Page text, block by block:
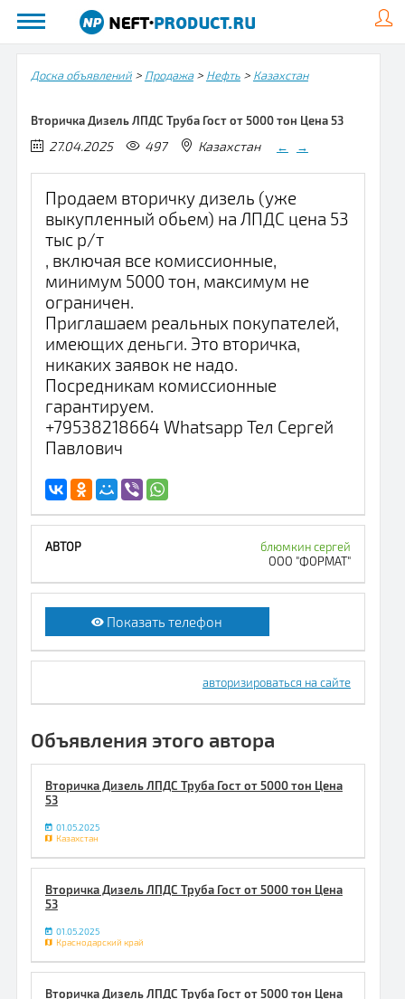
Доска объявлений> Продажа> Нефть> Казахстан
Вторичка Дизель ЛПДС Труба Гост от 5000 тон Цена 53
27.04.2025 497 Казахстан ← →
Продаем вторичку дизель (уже
выкупленный обьем) на ЛПДС цена 53
тыс р/т
, включая все комиссионные,
минимум 5000 тон, максимум не
ограничен.
Приглашаем реальных покупателей,
имеющих деньги. Это вторичка,
никаких заявок не надо.
Посредникам комиссионные
гарантируем.
+79538218664 Whatsapp Тел Сергей
Павлович
блюмкин сергей
ООО "ФОРМАТ"
Показать телефон
авторизироваться на сайте
Объявления этого автора
Вторичка Дизель ЛПДС Труба Гост от 5000 тон Цена
53
01.05.2025
Казахстан
Вторичка Дизель ЛПДС Труба Гост от 5000 тон Цена
53
01.05.2025
Краснодарский край
Вторичка Дизель ЛПДС Труба Гост от 5000 тон Цена